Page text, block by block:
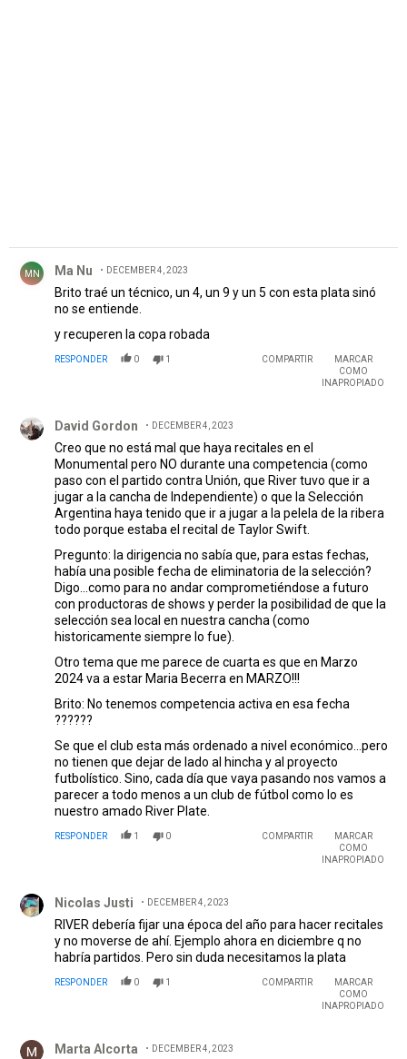
MN Ma Nu DECEMBER 4, 2023
Brito traé un técnico, un 4, un 9 y un 5 con esta plata sinó
no se entiende.
y recuperen la copa robada
RESPONDER 0 1 COMPARTIR
MARCAR
COMO
INAPROPIADO
David Gordon DECEMBER 4, 2023
Creo que no está mal que haya recitales en el
Monumental pero NO durante una competencia (como
paso con el partido contra Unión, que River tuvo que ir a
jugar a la cancha de Independiente) o que la Selección
Argentina haya tenido que ir a jugar a la pelela de la ribera
todo porque estaba el recital de Taylor Swift.
Pregunto: la dirigencia no sabía que, para estas fechas,
había una posible fecha de eliminatoria de la selección?
Digo...como para no andar comprometiéndose a futuro
con productoras de shows y perder la posibilidad de que la
selección sea local en nuestra cancha (como
historicamente siempre lo fue).
Otro tema que me parece de cuarta es que en Marzo
2024 va a estar Maria Becerra en MARZO!!!
Brito: No tenemos competencia activa en esa fecha
??????
Se que el club esta más ordenado a nivel económico...pero
no tienen que dejar de lado al hincha y al proyecto
futbolístico. Sino, cada día que vaya pasando nos vamos a
parecer a todo menos a un club de fútbol como lo es
nuestro amado River Plate.
RESPONDER 1 0 COMPARTIR
MARCAR
COMO
INAPROPIADO
Nicolas Justi DECEMBER 4, 2023
RIVER debería fijar una época del año para hacer recitales
y no moverse de ahí. Ejemplo ahora en diciembre q no
habría partidos. Pero sin duda necesitamos la plata
RESPONDER 0 1 COMPARTIR
MARCAR
COMO
INAPROPIADO
Marta Alcorta DECEMBER 4, 2023